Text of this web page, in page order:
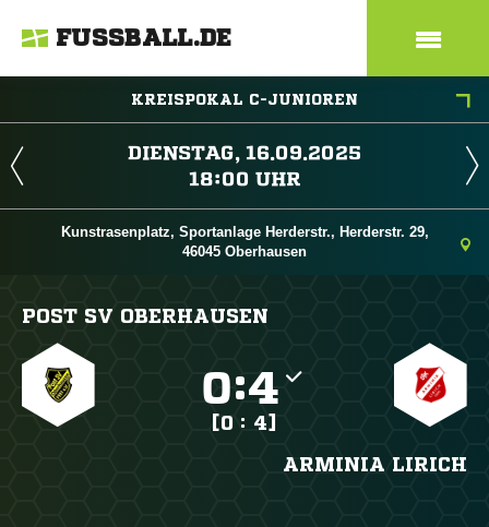
FUSSBALL.DE
KREISPOKAL C-JUNIOREN
 
 
Kunstrasenplatz, Sportanlage Herderstr., Herderstr. 29,
46045 Oberhausen
POST SV OBERHAUSEN
:
[0 : 4]
ARMINIA LIRICH